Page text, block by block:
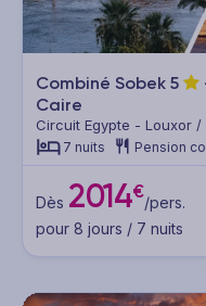
Combiné Sobek 5
Caire
Circuit Egypte - Louxor
7 nuits Pension
Dès 2014€/pers.
pour 8 jours / 7 nuits